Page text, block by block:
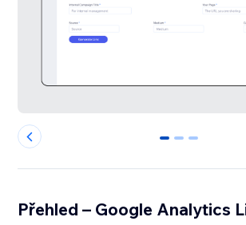
0 1 2
Přehled – Google Analytics